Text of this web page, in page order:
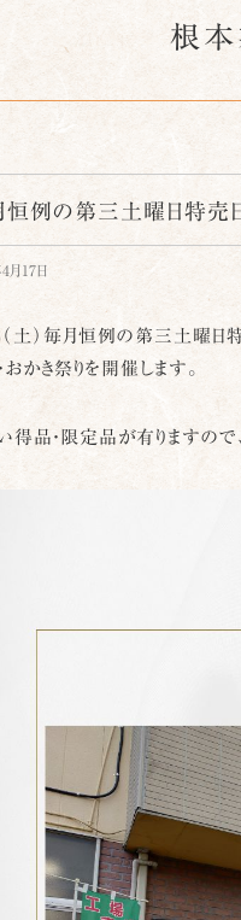
根本
恒例の第三土曜日特売
月17日
土）毎月恒例の第三土曜日
おかき祭りを開催します。
得品・限定品が有りますので